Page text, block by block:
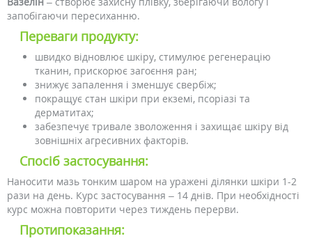
запобігаючи пересиханню.
Переваги продукту:
швидко відновлює шкіру, стимулює регенерацію
тканин, прискорює загоєння ран;
знижує запалення і зменшує свербіж;
покращує стан шкіри при екземі, псоріазі та
дерматитах;
забезпечує тривале зволоження і захищає шкіру від
зовнішніх агресивних факторів.
Спосіб застосування:
Наносити мазь тонким шаром на уражені ділянки шкіри 1-2
рази на день. Курс застосування – 14 днів. При необхідності
курс можна повторити через тиждень перерви.
Протипоказання: